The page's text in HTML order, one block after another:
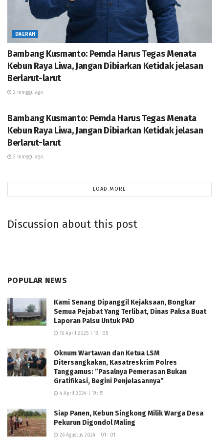
“Hilirisasi singkong menjadi mocaf ini luar biasa. Di
Pringsewu masyarakat sudah berhasil melakukannya,
DAERAH
Bambang Kusmanto: Pemda Harus Tegas Menata
Kebun Raya Liwa, Jangan Dibiarkan Ketidak jelasan
Berlarut-larut
2 minggu ago
Bambang Kusmanto: Pemda Harus Tegas Menata
Kebun Raya Liwa, Jangan Dibiarkan Ketidak jelasan
Berlarut-larut
2 minggu ago
LOAD MORE
Discussion about this post
POPULAR NEWS
Kami Senang Dipanggil Kejaksaan, Bongkar
Semua Pejabat Yang Terlibat, Dinas Paksa Buat
Laporan Palsu Untuk PAD
18 April 2025 | 13 : 05
Oknum Wartawan dan Ketua LSM
Ditersangkakan, Kasatreskrim Polres
Tanggamus: ”Pasalnya Pemerasan Bukan
Gratifikasi, Begini Penjelasannya”
4 April 2024 | 19 : 51
Siap Panen, Kebun Singkong Milik Warga Desa
Pekurun Digondol Maling
26 Agustus 2024 | 01 : 01